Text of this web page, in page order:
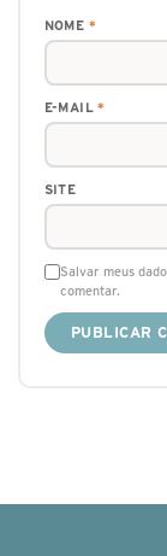
NOME *
E-MAIL*
SITE
Salvar meus
comentar.